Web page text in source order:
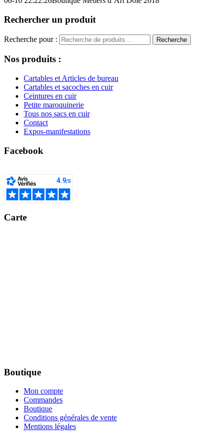
Rechercher un produit
Recherche pour : Recherche
Nos produits :
Cartables et Articles de bureau
Cartables et sacoches en cuir
Ceintures en cuir
Petite maroquinerie
Tous nos sacs en cuir
Contact
Expos-manifestations
Facebook
Carte
Boutique
Mon compte
Commandes
Boutique
Conditions générales de vente
Mentions légales